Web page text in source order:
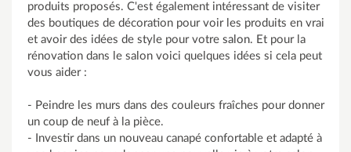
produits proposés. C'est également intéressant de visiter
des boutiques de décoration pour voir les produits en vrai
et avoir des idées de style pour votre salon. Et pour la
rénovation dans le salon voici quelques idées si cela peut
vous aider :
- Peindre les murs dans des couleurs fraîches pour donner
un coup de neuf à la pièce.
- Investir dans un nouveau canapé confortable et adapté à